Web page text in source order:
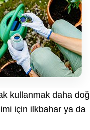
kullanmak daha
için ilkbahar ya da